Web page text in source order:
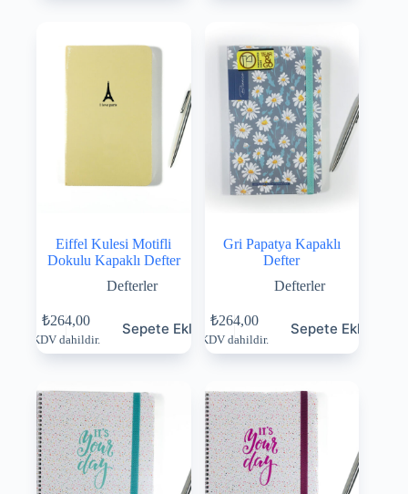
Eiffel Kulesi Motifli
Dokulu Kapaklı Defter
Defterler
₺264,00
KDV dahildir.
Sepete Ekle
Gri Papatya Kapaklı
Defter
Defterler
₺264,00
KDV dahildir.
Sepete Ekle